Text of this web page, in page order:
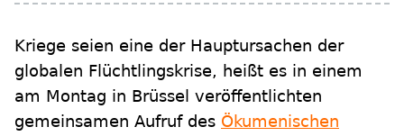
Kriege seien eine der Hauptursachen der
globalen Flüchtlingskrise, heißt es in einem
am Montag in Brüssel veröffentlichten
gemeinsamen Aufruf des Ökumenischen